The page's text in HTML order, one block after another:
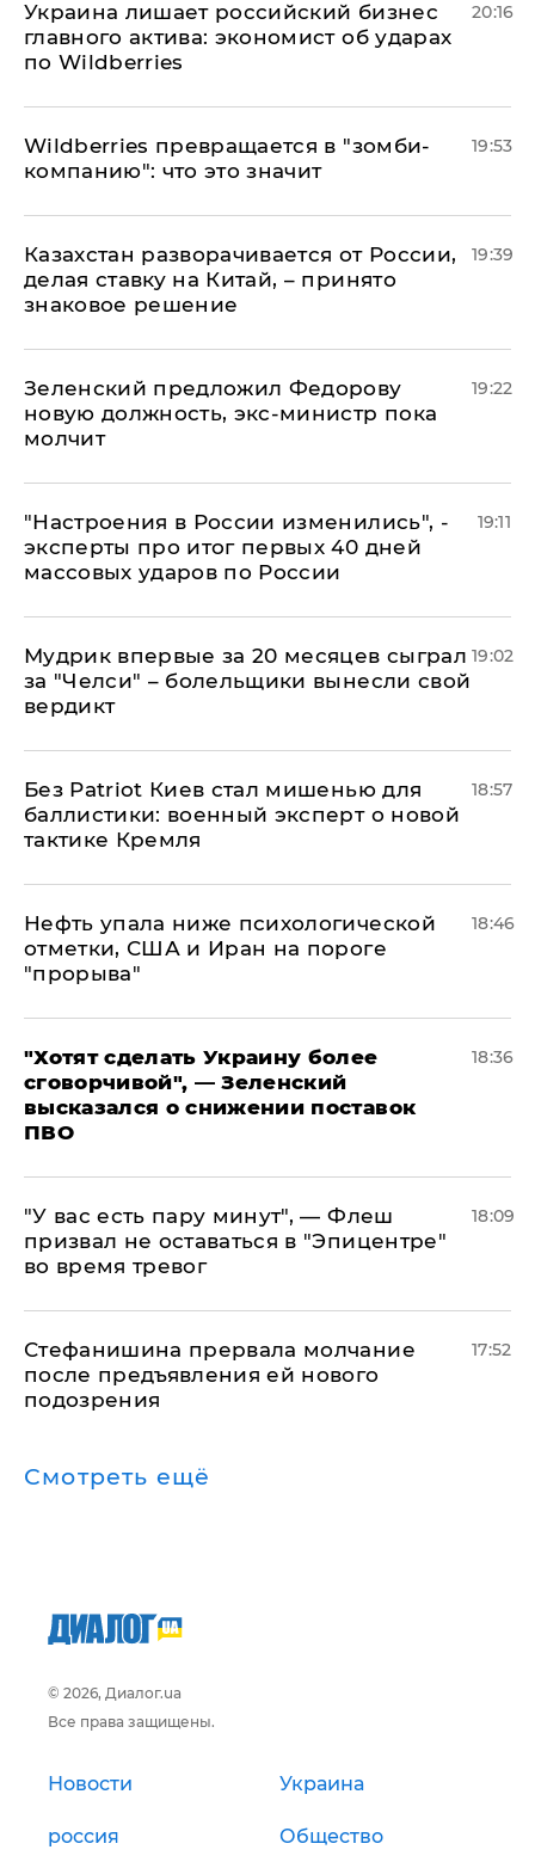
​Украина лишает российский бизнес
главного актива: экономист об ударах
по Wildberries
20:16
Wildberries превращается в "зомби-
компанию": что это значит
19:53
Казахстан разворачивается от России,
делая ставку на Китай, – принято
знаковое решение
19:39
Зеленский предложил Федорову
новую должность, экс-министр пока
молчит
19:22
"Настроения в России изменились", -
эксперты про итог первых 40 дней
массовых ударов по России
19:11
Мудрик впервые за 20 месяцев сыграл
за "Челси" – болельщики вынесли свой
вердикт
19:02
​Без Patriot Киев стал мишенью для
баллистики: военный эксперт о новой
тактике Кремля
18:57
Нефть упала ниже психологической
отметки, США и Иран на пороге
"прорыва"
18:46
​"Хотят сделать Украину более
сговорчивой", — Зеленский
высказался о снижении поставок
ПВО
18:36
​"У вас есть пару минут", — Флеш
призвал не оставаться в "Эпицентре"
во время тревог
18:09
Стефанишина прервала молчание
после предъявления ей нового
подозрения
17:52
Смотреть ещё
© 2026, Диалог.ua
Все права защищены.
Новости Украина
россия Общество